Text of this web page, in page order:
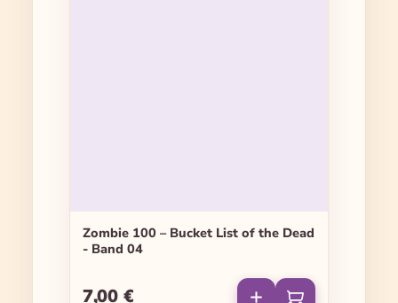
Zombie 100 – Bucket List of the Dead
- Band 04
Regulärer Preis:
7,00 €